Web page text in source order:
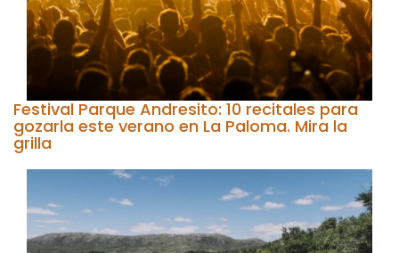
Festival Parque Andresito: 10 recitales para
gozarla este verano en La Paloma. Mira la
grilla